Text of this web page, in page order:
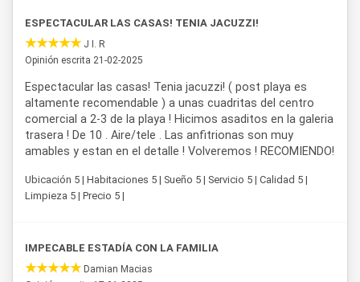
ESPECTACULAR LAS CASAS! TENIA JACUZZI!
J I. R
Opinión escrita 21-02-2025
Espectacular las casas! Tenia jacuzzi! ( post playa es
altamente recomendable ) a unas cuadritas del centro
comercial a 2-3 de la playa ! Hicimos asaditos en la galeria
trasera ! De 10 . Aire/tele . Las anfitrionas son muy
amables y estan en el detalle ! Volveremos ! RECOMIENDO!
Ubicación 5 | Habitaciones 5 | Sueño 5 | Servicio 5 | Calidad 5 |
Limpieza 5 | Precio 5 |
IMPECABLE ESTADÍA CON LA FAMILIA
Damian Macias